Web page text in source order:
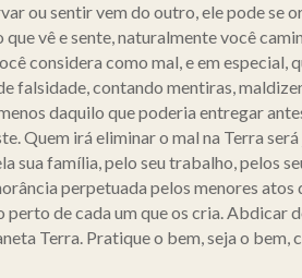
ou sentir vem do outro, ele pode se
vê e sente, naturalmente você
considera como mal, e em
falsidade, contando mentiras,
daquilo que poderia entregar
Quem irá eliminar o mal na Terra
sua família, pelo seu trabalho, pelos
perpetuada pelos menores
perto de cada um que os cria.
Terra. Pratique o bem, seja o